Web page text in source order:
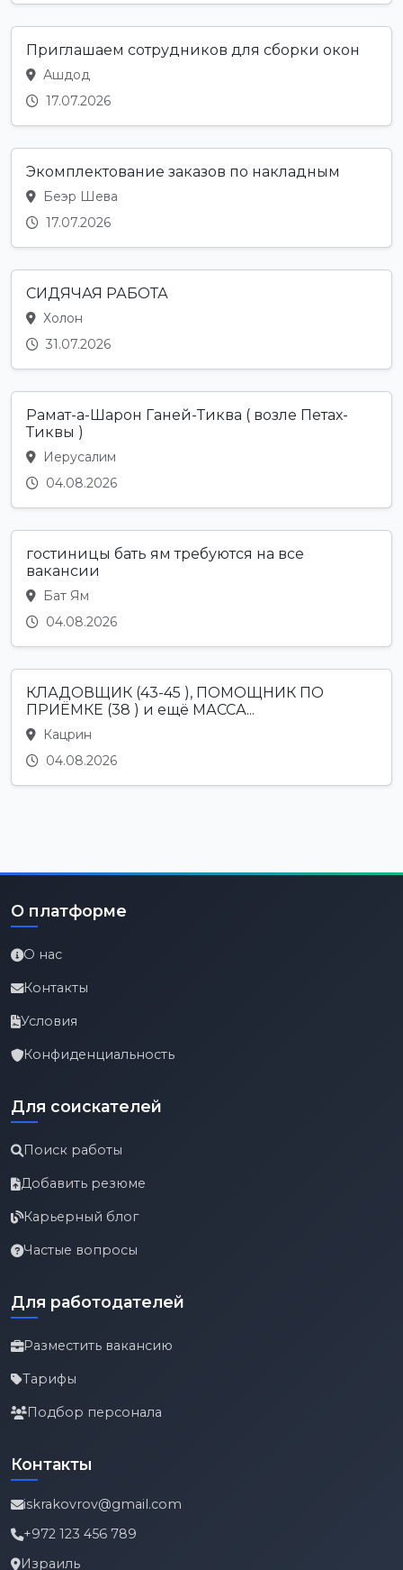
Приглашаем сотрудников для сборки окон
Ашдод
17.07.2026
Экомплектование заказов по накладным
Беэр Шева
17.07.2026
СИДЯЧАЯ РАБОТА
Холон
31.07.2026
Рамат-а-Шарон Ганей-Тиква ( возле Петах-
Тиквы )
Иерусалим
04.08.2026
гостиницы бать ям требуются на все
вакансии
Бат Ям
04.08.2026
КЛАДОВЩИК (43-45 ), ПОМОЩНИК ПО
ПРИЁМКЕ (38 ) и ещё МАССА...
Кацрин
04.08.2026
О платформе
О нас
Контакты
Условия
Конфиденциальность
Для соискателей
Поиск работы
Добавить резюме
Карьерный блог
Частые вопросы
Для работодателей
Разместить вакансию
Тарифы
Подбор персонала
Контакты
iskrakovrov@gmail.com
+972 123 456 789
Израиль